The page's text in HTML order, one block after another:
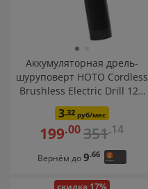
Аккумуляторная дрель-
шуруповерт HOTO Cordless
Brushless Electric Drill 12V
QWLDZ001 (серый)
3.32руб/мес
199.00351.14
Вернём до9.66
скидка 17%